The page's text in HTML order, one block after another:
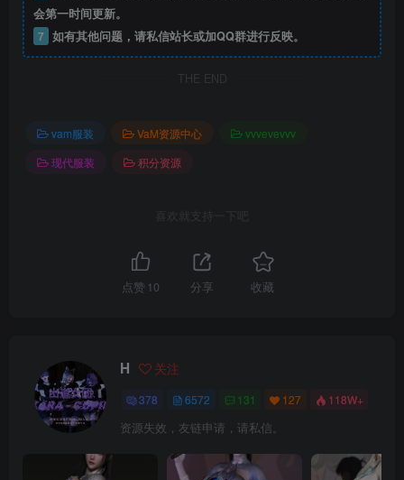
会第一时间更新。
7 如有其他问题，请私信站长或加QQ群进行反映。
THE END
vam服装 VaM资源中心
vvvevevvv
现代服装
积分资源
喜欢就支持一下吧
点赞 10 分享 收藏
H 关注
378 6572 131 127 118W+
资源失效，友链申请，请私信。